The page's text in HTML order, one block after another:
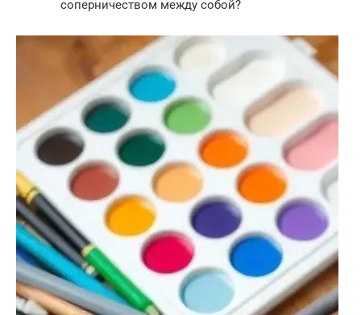
соперничеством между собой?